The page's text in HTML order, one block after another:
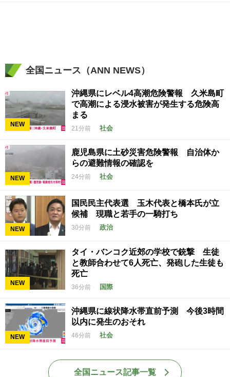
全国ニュース（ANN NEWS）
NEW
沖縄県にレベル4高潮危険警報 久米島町
で高潮による浸水被害が発生する危険高
まる
21分前 社会
NEW
鹿児島県に土砂災害危険警報 自治体か
らの避難情報の確認を
24分前 社会
NEW
国民民主代表選 玉木代表と橋本氏が立
候補 現職と若手の一騎打ち
30分前 政治
NEW
タイ・バンコク近郊の学校で銃撃 生徒
と教師合わせて6人死亡、発砲した生徒も
死亡
36分前 国際
NEW
沖縄県に線状降水帯直前予測 今後3時間
以内に発生のおそれ
46分前 社会
全国ニュース記事一覧